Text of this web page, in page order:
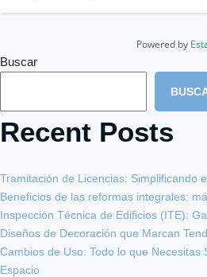
Powered by
Buscar
Recent Posts
Tramitación de Licencias: Simplificando
Beneficios de las reformas integrales:
Inspección Técnica de Edificios (ITE):
Diseños de Decoración que Marcan
Cambios de Uso: Todo lo que Necesitas
Espacio